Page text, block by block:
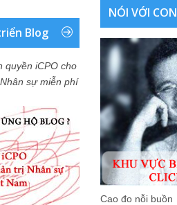
Blog
quyền iCPO cho
sự miễn phí
NÓI VỚI CON
Cao đo nỗi buồn